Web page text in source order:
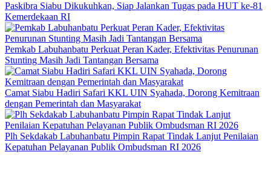
Paskibra Siabu Dikukuhkan, Siap Jalankan Tugas pada HUT ke-81
Kemerdekaan RI
Pemkab Labuhanbatu Perkuat Peran Kader, Efektivitas Penurunan
Stunting Masih Jadi Tantangan Bersama
Camat Siabu Hadiri Safari KKL UIN Syahada, Dorong Kemitraan
dengan Pemerintah dan Masyarakat
Plh Sekdakab Labuhanbatu Pimpin Rapat Tindak Lanjut Penilaian
Kepatuhan Pelayanan Publik Ombudsman RI 2026